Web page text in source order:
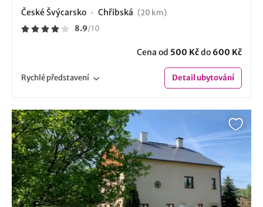
České Švýcarsko Chřibská (20 km)
8.9/10
Cena od 500 Kčdo 600 Kč
Rychlépředstavení Detailubytování